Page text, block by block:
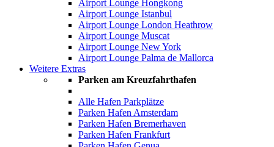
Airport Lounge Hongkong
Airport Lounge Istanbul
Airport Lounge London Heathrow
Airport Lounge Muscat
Airport Lounge New York
Airport Lounge Palma de Mallorca
Weitere Extras
Parken am Kreuzfahrthafen
Alle Hafen Parkplätze
Parken Hafen Amsterdam
Parken Hafen Bremerhaven
Parken Hafen Frankfurt